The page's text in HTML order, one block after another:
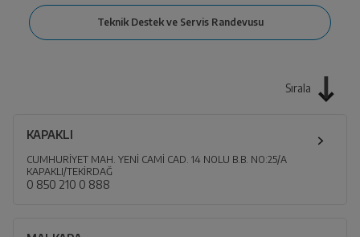
Sırala
KAPAKLI
CUMHURİYET MAH. YENİ CAMİ CAD. 14 NOLU B.B. NO:25/A
KAPAKLI/TEKİRDAĞ
0 850 210 0 888